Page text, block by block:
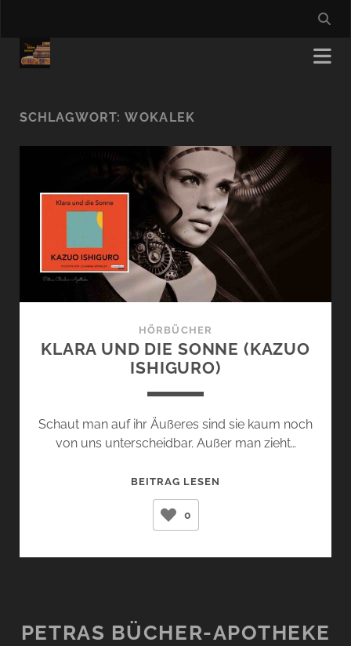
SCHLAGWORT:WOKALEK
HÖRBÜCHER
KLARA UND DIE SONNE (KAZUO
ISHIGURO)
Schaut man auf ihr Äußeres sind sie kaum noch
von uns unterscheidbar. Außer man zieht…
BEITRAG LESEN
(KAZUO
0
PETRAS BÜCHER-APOTHEKE